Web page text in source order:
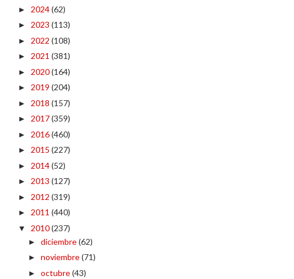
► 2024(62)
► 2023 (113)
► 2022 (108)
► 2021 (381)
► 2020(164)
► 2019 (204)
► 2018 (157)
► 2017(359)
► 2016(460)
► 2015 (227)
► 2014(52)
► 2013 (127)
► 2012 (319)
► 2011 (440)
▼ 2010(237)
► diciembre(62)
► noviembre(71)
► octubre(43)